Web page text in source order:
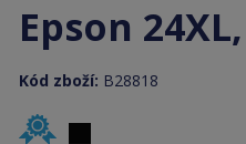
Epson
Kód zboží: B28818